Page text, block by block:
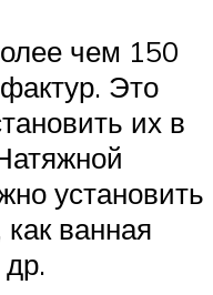
чем 150
Это
их в
установить
ванная